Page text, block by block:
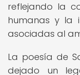
reflejando la
humanas y la
asociadas al
La poesía de
dejado un